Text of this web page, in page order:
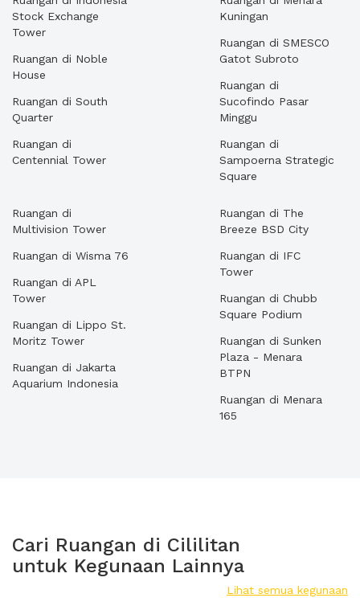
Stock Exchange
Tower
Ruangan di Noble
House
Ruangan di South
Quarter
Ruangan di
Centennial Tower
Kuningan
Ruangan di SMESCO
Gatot Subroto
Ruangan di
Sucofindo Pasar
Minggu
Ruangan di
Sampoerna Strategic
Square
Ruangan di
Multivision Tower
Ruangan di Wisma 76
Ruangan di APL
Tower
Ruangan di Lippo St.
Moritz Tower
Ruangan di Jakarta
Aquarium Indonesia
Ruangan di The
Breeze BSD City
Ruangan di IFC
Tower
Ruangan di Chubb
Square Podium
Ruangan di Sunken
Plaza - Menara
BTPN
Ruangan di Menara
165
Cari Ruangan di Cililitan
untuk Kegunaan Lainnya
Lihat semua kegunaan